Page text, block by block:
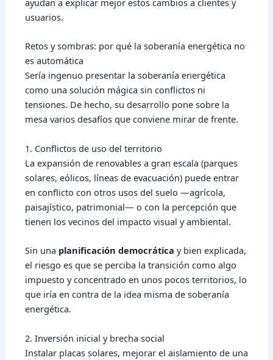
ayudan a explicar mejor estos cambios a clientes y
usuarios.
Retos y sombras: por qué la soberanía energética no
es automática
Sería ingenuo presentar la soberanía energética
como una solución mágica sin conflictos ni
tensiones. De hecho, su desarrollo pone sobre la
mesa varios desafíos que conviene mirar de frente.
1. Conflictos de uso del territorio
La expansión de renovables a gran escala (parques
solares, eólicos, líneas de evacuación) puede entrar
en conflicto con otros usos del suelo —agrícola,
paisajístico, patrimonial— o con la percepción que
tienen los vecinos del impacto visual y ambiental.
Sin una planificación democrática y bien explicada,
el riesgo es que se perciba la transición como algo
impuesto y concentrado en unos pocos territorios, lo
que iría en contra de la idea misma de soberanía
energética.
2. Inversión inicial y brecha social
Instalar placas solares, mejorar el aislamiento de una